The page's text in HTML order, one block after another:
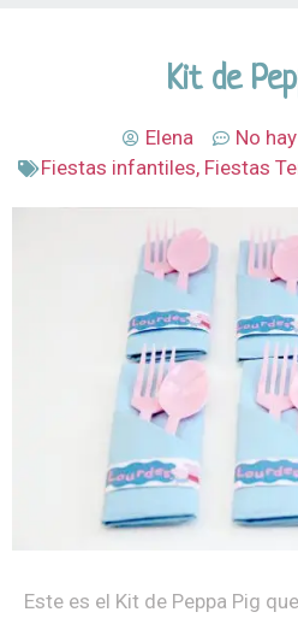
Kit de
Elena
No
Fiestas infantiles, Fiestas
Este es el Kit de Peppa Pig